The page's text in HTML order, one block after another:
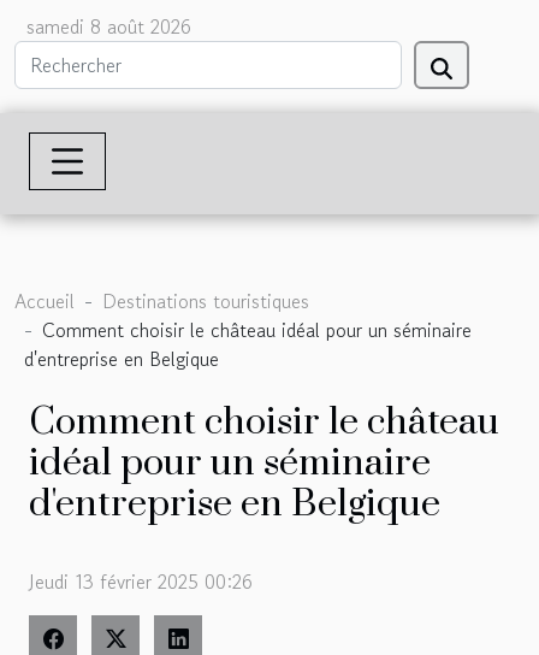
samedi 8 août 2026
Accueil
Destinations touristiques
Comment choisir le château idéal pour un séminaire
d'entreprise en Belgique
Comment choisir le château
idéal pour un séminaire
d'entreprise en Belgique
Jeudi 13 février 2025 00:26